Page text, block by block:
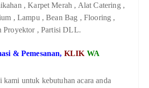
, Karpet Merah , Alat Catering ,
, Lampu , Bean Bag , Flooring ,
Proyektor , Partisi DLL.
& Pemesanan, KLIK WA
kami untuk kebutuhan acara anda